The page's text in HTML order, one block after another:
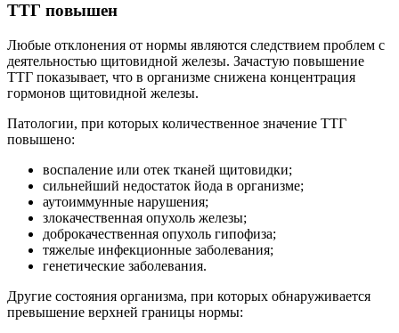
ТТГ повышен
Любые отклонения от нормы являются следствием проблем с
деятельностью щитовидной железы. Зачастую повышение
ТТГ показывает, что в организме снижена концентрация
гормонов щитовидной железы.
Патологии, при которых количественное значение ТТГ
повышено:
воспаление или отек тканей щитовидки;
сильнейший недостаток йода в организме;
аутоиммунные нарушения;
злокачественная опухоль железы;
доброкачественная опухоль гипофиза;
тяжелые инфекционные заболевания;
генетические заболевания.
Другие состояния организма, при которых обнаруживается
превышение верхней границы нормы: